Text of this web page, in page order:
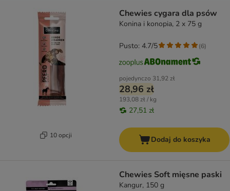
10 opcji
Chewies cygara dla psów
Konina i konopia, 2 x 75 g
pojedynczo 31,92 zł
28,96 zł
193,08 zł / kg
27,51 zł
Pusto: 4.7/5 (6)
Dodaj do koszyka
Chewies Soft mięsne paski
Kangur, 150 g